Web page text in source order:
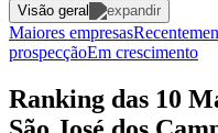
Visão geral
Maiores empresas
prospecçãoEm crescimento
Ranking das 10